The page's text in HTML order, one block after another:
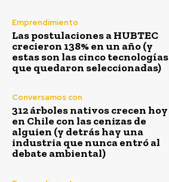
Emprendimiento
Las postulaciones a HUBTEC
crecieron 138% en un año (y
estas son las cinco tecnologías
que quedaron seleccionadas)
Conversamos con
312 árboles nativos crecen hoy
en Chile con las cenizas de
alguien (y detrás hay una
industria que nunca entró al
debate ambiental)